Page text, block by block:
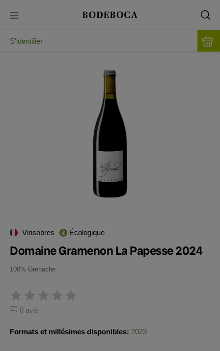
S'identifier
Vinsobres Écologique
Domaine Gramenon La Papesse 2024
100% Grenache
0 avis
Formats et millésimes disponibles: 2023